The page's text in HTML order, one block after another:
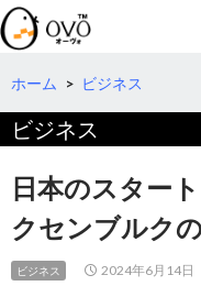
検
索
コ
テ
へ
ホーム > ビジネス
ビジネス
日本のスター
クセンブルク
ビジネス 2024年6月14日